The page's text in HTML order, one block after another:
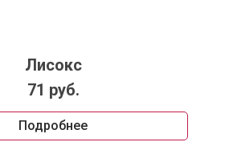
Лисокс
71 руб.
Подробнее